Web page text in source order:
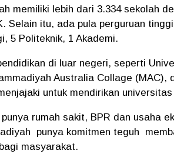
memiliki lebih dari 3.334 sekolah
Selain itu, ada pula perguruan
5 Politeknik, 1 Akademi.
di luar negeri, seperti
Australia Collage (MAC),
untuk mendirikan
rumah sakit, BPR dan usaha
punya komitmen teguh
masyarakat.